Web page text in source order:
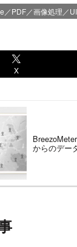
／PDF／画像処理／
X
からのデー